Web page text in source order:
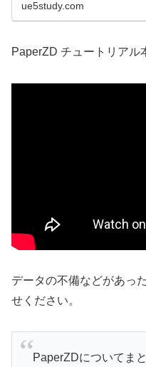
ue5study.com
PaperZD チュートリアル
データの不備などがあっ
せください。
PaperZDについてま